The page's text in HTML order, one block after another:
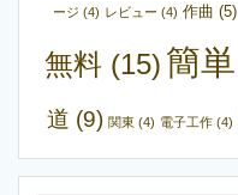
ージ (4) レビュー (4) 作曲 (5)
無料(15) 簡単
道 (9) 関東(4) 電子工作(4)